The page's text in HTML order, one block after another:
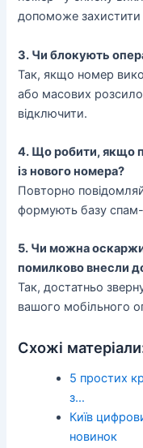
допоможе захистити
3. Чи блокують
Так, якщо номер
або масових
відключити.
4. Що робити, якщо
із нового номера?
Повторно
формують базу спам-
5. Чи можна
помилково внесли
Так, достатньо
вашого мобільного
Схожі
5 простих
з…
Київ
новинок